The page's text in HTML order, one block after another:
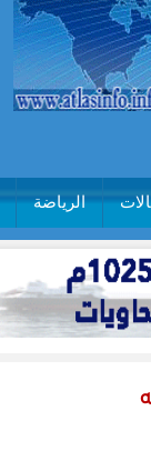
الرياضة